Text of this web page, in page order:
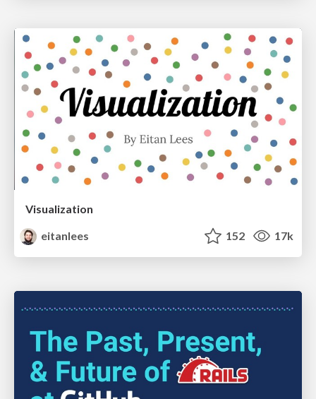
Visualization
eitanlees
152 17k